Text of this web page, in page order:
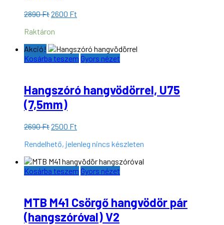
2890FtOriginal
was:
2890 Ft.
2600 Ft
Raktáron
Akció!
Kosárba teszem Gyors nézet
Hangszóró hangvödörrel, U75
(7,5mm)
2690FtOriginal
was:
2500 Ft
is:
Rendelhető, jelenleg nincs készleten
Kosárba teszem Gyors nézet
MTB M41 Csörgő hangvödör pár
(hangszóróval) V2